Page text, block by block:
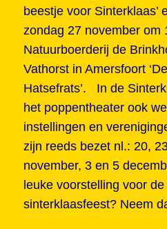
beestje voor Sinterklaas’
zondag 27 november om
Natuurboerderij de
Vathorst in Amersfoort
Hatsefrats’. In de
het poppentheater ook
instellingen en
zijn reeds bezet nl.: 20,
november, 3 en 5
leuke voorstelling voor
sinterklaasfeest? Neem